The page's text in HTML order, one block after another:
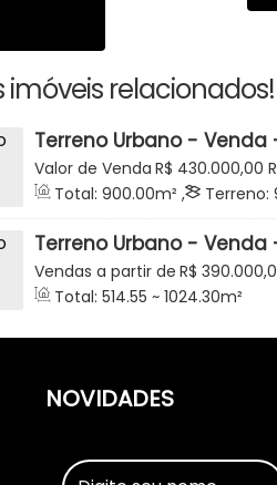
imóveis relacionados!
Terreno Urbano -
- Duas Frentes - Rua
- Canta Galo - Rio do Sul
R$ 430.000,00
Valor de Venda
67, 89164-003, Canta Galo, Rio
Total: 900.00m² , Terreno:
Terreno Urbano -
dos Jasmins -
Rio do Sul
R$
Vendas a partir de
Catarina, Brasil
Total: 514.55 ~ 1024.30m²
NOVIDADES